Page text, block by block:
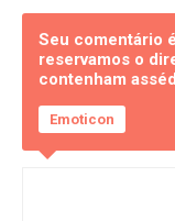
Seu comentário
reservamos o
contenham
Emoticon